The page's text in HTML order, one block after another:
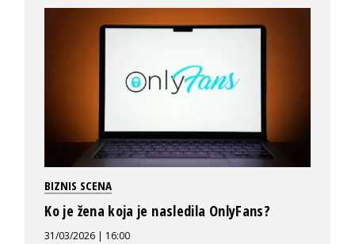
BIZNIS SCENA
Ko je žena koja je nasledila OnlyFans?
31/03/2026 | 16:00